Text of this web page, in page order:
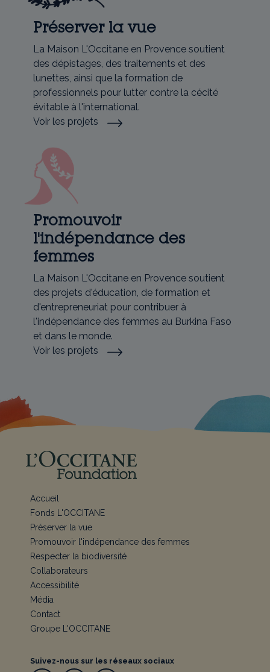
Préserver la vue
La Maison L'Occitane en Provence soutient
des dépistages, des traitements et des
lunettes, ainsi que la formation de
professionnels pour lutter contre la cécité
évitable à l'international.
Voir les projets
Promouvoir
l'indépendance des
femmes
La Maison L'Occitane en Provence soutient
des projets d'éducation, de formation et
d'entrepreneuriat pour contribuer à
l'indépendance des femmes au Burkina Faso
et dans le monde.
Voir les projets
Accueil
Fonds L'OCCITANE
Préserver la vue
Promouvoir l'indépendance des femmes
Respecter la biodiversité
Collaborateurs
Accessibilité
Média
Contact
Groupe L'OCCITANE
Suivez-nous sur les réseaux sociaux